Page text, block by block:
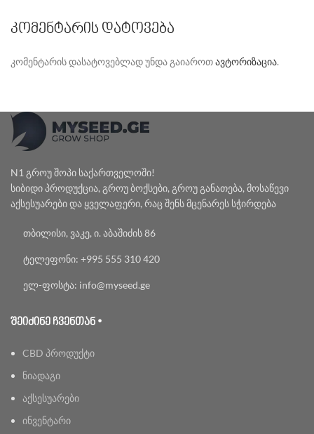
ᲙᲝᲛᲔᲜᲢᲐᲠᲘᲡ ᲓᲐᲢᲝᲕᲔᲑᲐ
კომენტარის დასატოვებლად უნდა გაიაროთავტორიზაცია.
N1 გროუ შოპი საქართველოში!
სიბიდი პროდუქცია, გროუ ბოქსები, გროუ განათება, მოსაწევი
აქსესუარები და ყველაფერი, რაც შენს მცენარეს სჭირდება
თბილისი, ვაკე, ი. აბაშიძის 86
ტელეფონი: +995 555 310 420
ელ-ფოსტა: info@myseed.ge
ᲨᲔᲘᲫᲘᲜᲔ ᲩᲕᲔᲜᲗᲐᲜ •
CBD პროდუქტი
ნიადაგი
აქსესუარები
ინვენტარი